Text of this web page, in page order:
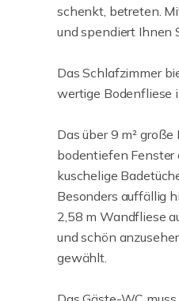
schenkt, betreten.
und spendiert Ihnen
Das Schlafzimmer
wertige Bodenfliese
Das über 9 m²
bodentiefen Fenster
kuschelige
Besonders auffällig
2,58 m Wandfliese
und schön
gewählt.